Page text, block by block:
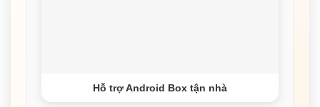
Hỗ trợ Android Box tận nhà